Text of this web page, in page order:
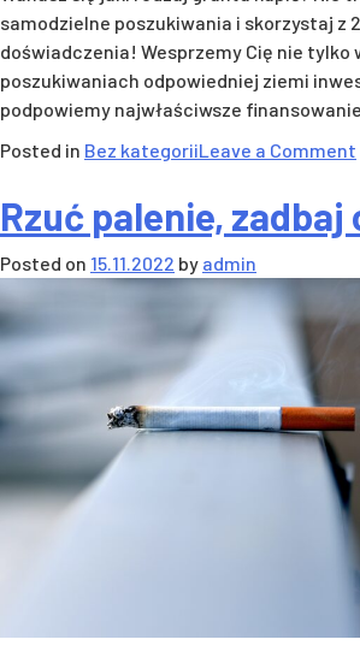
samodzielne poszukiwania i skorzystaj z
doświadczenia! Wesprzemy Cię nie tylko
poszukiwaniach odpowiedniej ziemi
podpowiemy najwłaściwsze
Posted in Bez kategoriiLeave a Comment
Rzuć palenie, zadbaj
Posted on 15.11.2022 by admin